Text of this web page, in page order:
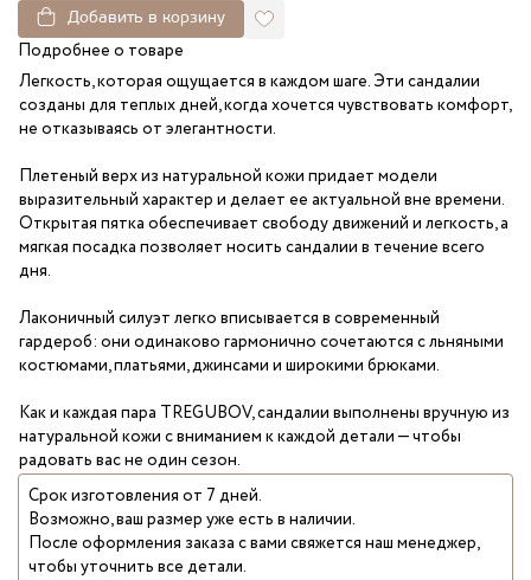
Добавить в корзину
Подробнее о товаре
Легкость, которая ощущается в каждом шаге. Эти сандалии
созданы для теплых дней, когда хочется чувствовать комфорт,
не отказываясь от элегантности.
Плетеный верх из натуральной кожи придает модели
выразительный характер и делает ее актуальной вне времени.
Открытая пятка обеспечивает свободу движений и легкость, а
мягкая посадка позволяет носить сандалии в течение всего
дня.
Лаконичный силуэт легко вписывается в современный
гардероб: они одинаково гармонично сочетаются с льняными
костюмами, платьями, джинсами и широкими брюками.
Как и каждая пара TREGUBOV, сандалии выполнены вручную из
натуральной кожи с вниманием к каждой детали — чтобы
радовать вас не один сезон.
Срок изготовления от 7 дней.
Возможно, ваш размер уже есть в наличии.
После оформления заказа с вами свяжется наш менеджер,
чтобы уточнить все детали.